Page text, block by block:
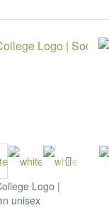
Logo |
unisex